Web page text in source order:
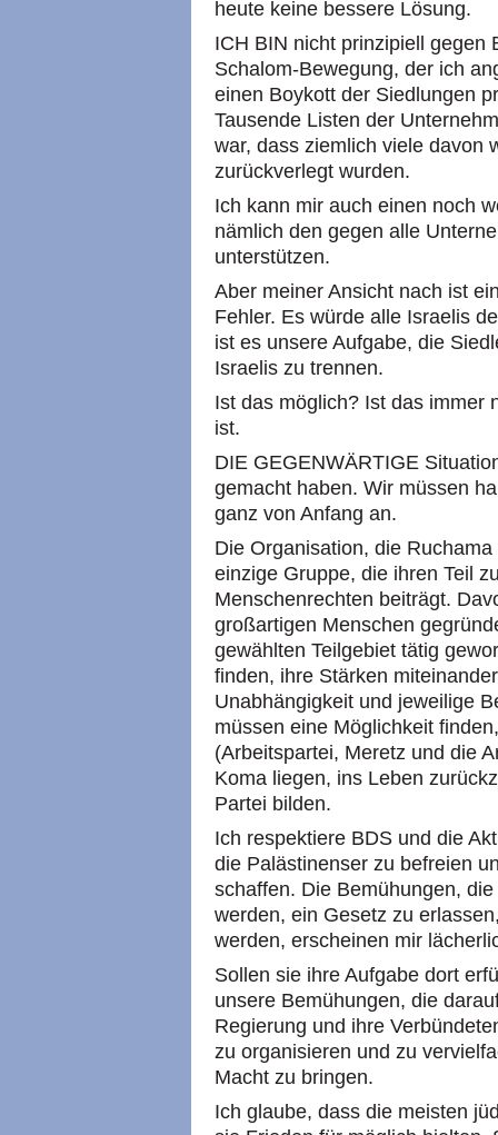
heute keine bessere Lösung.
ICH BIN nicht prinzipiell gegen
Schalom-Bewegung, der ich
einen Boykott der Siedlungen
Tausende Listen der
war, dass ziemlich viele davon
zurückverlegt wurden.
Ich kann mir auch einen noch
nämlich den gegen alle
unterstützen.
Aber meiner Ansicht nach ist
Fehler. Es würde alle Israelis
ist es unsere Aufgabe, die
Israelis zu trennen.
Ist das möglich? Ist das immer
ist.
DIE GEGENWÄRTIGE
gemacht haben. Wir müssen
ganz von Anfang an.
Die Organisation, die
einzige Gruppe, die ihren Teil
Menschenrechten beiträgt.
großartigen Menschen
gewählten Teilgebiet tätig
finden, ihre Stärken
Unabhängigkeit und jeweilige
müssen eine Möglichkeit
(Arbeitspartei, Meretz und die
Koma liegen, ins Leben
Partei bilden.
Ich respektiere BDS und die
die Palästinenser zu befreien
schaffen. Die Bemühungen,
werden, ein Gesetz zu
werden, erscheinen mir
Sollen sie ihre Aufgabe dort
unsere Bemühungen, die
Regierung und ihre
zu organisieren und zu
Macht zu bringen.
Ich glaube, dass die meisten